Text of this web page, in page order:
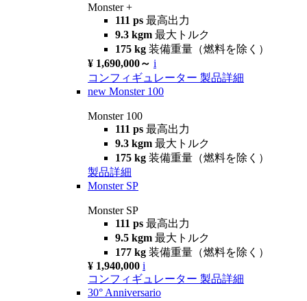
Monster +
111 ps 最高出力
9.3 kgm 最大トルク
175 kg 装備重量（燃料を除く）
¥ 1,690,000～ i
コンフィギュレーター 製品詳細
new Monster 100
Monster 100
111 ps 最高出力
9.3 kgm 最大トルク
175 kg 装備重量（燃料を除く）
製品詳細
Monster SP
Monster SP
111 ps 最高出力
9.5 kgm 最大トルク
177 kg 装備重量（燃料を除く）
¥ 1,940,000 i
コンフィギュレーター 製品詳細
30° Anniversario